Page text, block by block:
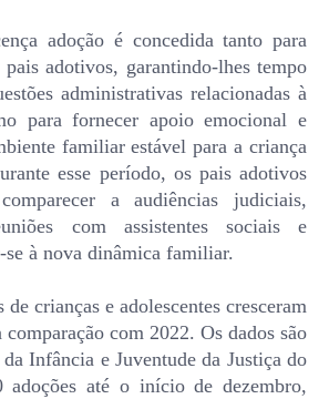
adoção é concedida tanto para
pais adotivos, garantindo-lhes tempo
administrativas relacionadas à
para fornecer apoio emocional e
familiar estável para a criança
esse período, os pais adotivos
a audiências judiciais,
com assistentes sociais e
se à nova dinâmica familiar.
de crianças e adolescentes cresceram
com 2022. Os dados são
Infância e Juventude da Justiça do
adoções até o início de dezembro,